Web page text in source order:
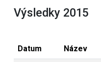
Výsledky 2015
Datum Název